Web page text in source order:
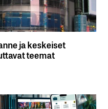
ja keskeiset
teemat